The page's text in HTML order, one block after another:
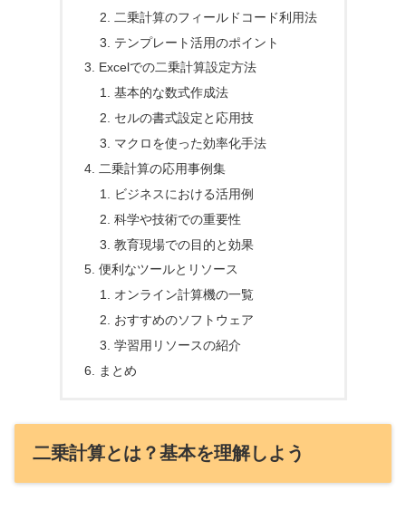
二乗計算のフィールドコード利用法
テンプレート活用のポイント
Excelでの二乗計算設定方法
基本的な数式作成法
セルの書式設定と応用技
マクロを使った効率化手法
二乗計算の応用事例集
ビジネスにおける活用例
科学や技術での重要性
教育現場での目的と効果
便利なツールとリソース
オンライン計算機の一覧
おすすめのソフトウェア
学習用リソースの紹介
まとめ
二乗計算とは？基本を理解しよう